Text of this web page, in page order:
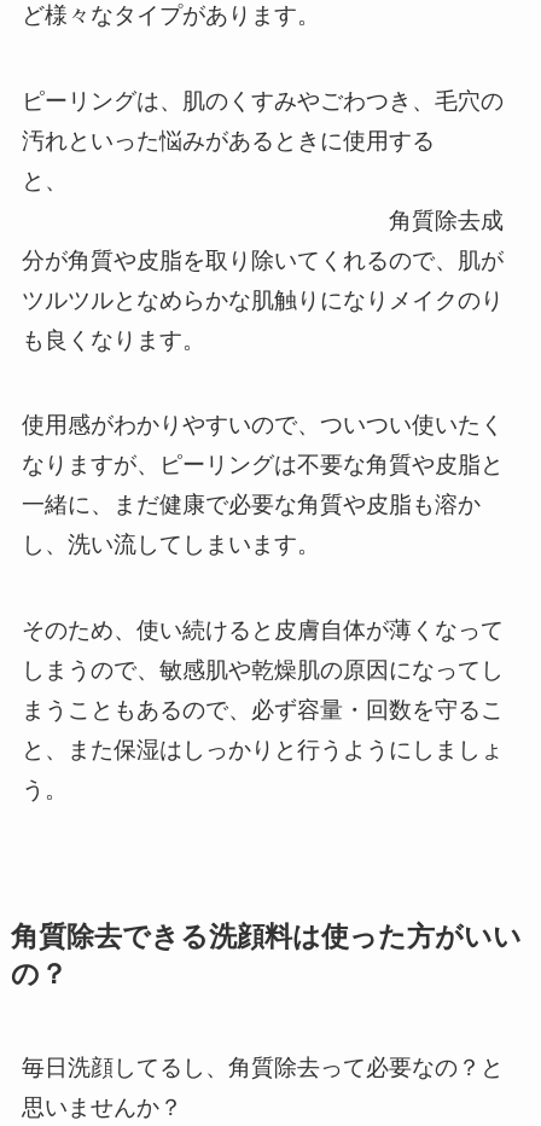
ど様々なタイプがあります。
ピーリングは、肌のくすみやごわつき、毛穴の
汚れといった悩みがあるときに使用する
と、
角質除去成
分が角質や皮脂を取り除いてくれるので、肌が
ツルツルとなめらかな肌触りになりメイクのり
も良くなります。
使用感がわかりやすいので、ついつい使いたく
なりますが、ピーリングは不要な角質や皮脂と
一緒に、まだ健康で必要な角質や皮脂も溶か
し、洗い流してしまいます。
そのため、使い続けると皮膚自体が薄くなって
しまうので、敏感肌や乾燥肌の原因になってし
まうこともあるので、必ず容量・回数を守るこ
と、また保湿はしっかりと行うようにしましょ
う。
角質除去できる洗顔料は使った方がいい
の？
毎日洗顔してるし、角質除去って必要なの？と
思いませんか？